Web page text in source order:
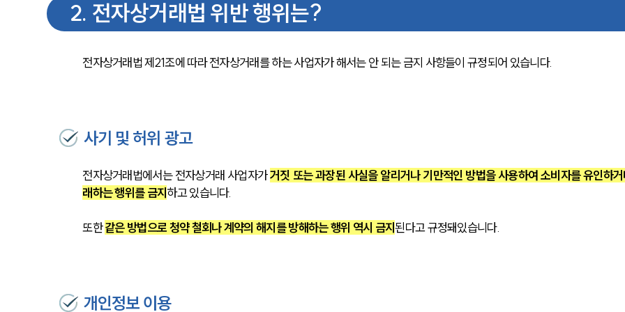
2. 전자상거래법 위반 행위는?
전자상거래법 제21조에 따라 전자상거래를 하는 사업자가 해서는 안 되는 금지 사항들이 규정되어 있습니다.
사기 및 허위 광고
전자상거래법에서는 전자상거래 사업자가 거짓 또는 과장된 사실을 알리거나 기만적인 방법을 사용하여 소비자를 유인하
래하는 행위를 금지하고 있습니다.
또한 같은 방법으로 청약 철회나 계약의 해지를 방해하는 행위 역시 금지된다고 규정돼있습니다.
개인정보 이용